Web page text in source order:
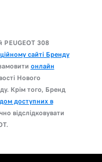
PEUGEOT 308
сайті Бренду
онлайн
Нового
Крім того, Бренд
доступних в
відслідковувати